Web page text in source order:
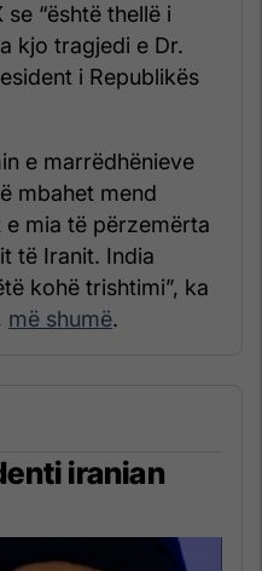
“është thellë i
kjo tragjedi e Dr.
i Republikës
e marrëdhënieve
mbahet mend
mia të përzemërta
të Iranit. India
kohë trishtimi”, ka
më shumë.
iranian